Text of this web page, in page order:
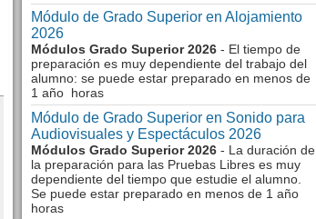
Módulo de Grado Superior en Alojamiento
2026
Módulos Grado Superior 2026 - El tiempo de
preparación es muy dependiente del trabajo del
alumno: se puede estar preparado en menos de
1 año horas
Módulo de Grado Superior en Sonido para
Audiovisuales y Espectáculos 2026
Módulos Grado Superior 2026 - La duración de
la preparación para las Pruebas Libres es muy
dependiente del tiempo que estudie el alumno.
Se puede estar preparado en menos de 1 año
horas